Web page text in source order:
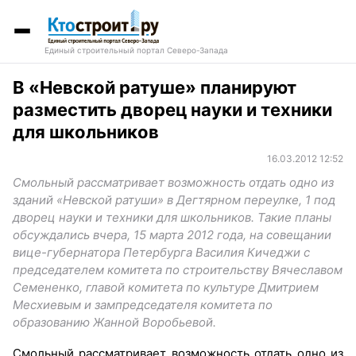
Единый строительный портал Северо-Запада
В «Невской ратуше» планируют
разместить дворец науки и техники
для школьников
16.03.2012 12:52
Смольный рассматривает возможность отдать одно из
зданий «Невской ратуши» в Дегтярном переулке, 1 под
дворец науки и техники для школьников. Такие планы
обсуждались вчера, 15 марта 2012 года, на совещании
вице-губернатора Петербурга Василия Кичеджи с
председателем комитета по строительству Вячеславом
Семененко, главой комитета по культуре Дмитрием
Месхиевым и зампредседателя комитета по
образованию Жанной Воробьевой.
Смольный рассматривает возможность отдать одно из